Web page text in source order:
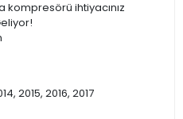
kompresörü ihtiyacınız
2015, 2016, 2017